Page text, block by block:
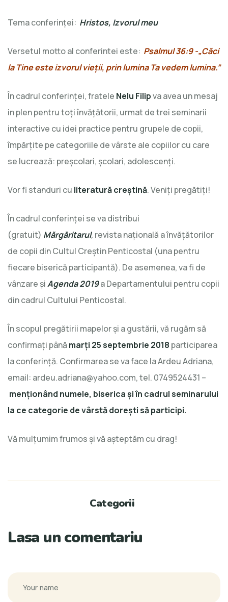
Tema conferinţei: Hristos, Izvorul meu
Versetul motto al conferintei este: Psalmul 36:9 -„Căci
la Tine este izvorul vieții, prin lumina Ta vedem lumina.”
În cadrul conferinței, fratele Nelu Filipva avea un mesaj
in plen pentru toţi învăţătorii, urmat de trei seminarii
interactive cu idei practice pentru grupele de copii,
împărţite pe categoriile de vârste ale copiilor cu care
se lucrează: preșcolari, școlari, adolescenți.
Vor fi standuri cu literatură creştină. Veniţi pregătiţi!
În cadrul conferinţei se va distribui
(gratuit) Mărgăritarul, revista naţională a învăţătorilor
de copii din Cultul Creştin Penticostal (una pentru
fiecare biserică participantă). De asemenea, va fi de
vânzare șiAgenda 2019a Departamentului pentru copii
din cadrul Cultului Penticostal.
În scopul pregătirii mapelor şi a gustării, vă rugăm să
confirmaţi până marţi 25 septembrie 2018 participarea
la conferință. Confirmarea se va face la Ardeu Adriana,
email: ardeu.adriana@yahoo.com, tel. 0749524431 –
menționând numele, biserica și în cadrul seminarului
la ce categorie de vârstă dorești să participi.
Vă mulţumim frumos și vă așteptăm cu drag!
Categorii
Lasa un comentariu